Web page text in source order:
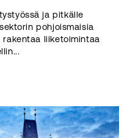
ja pitkälle
pohjoismaisia
rakentaa liiketoimintaa